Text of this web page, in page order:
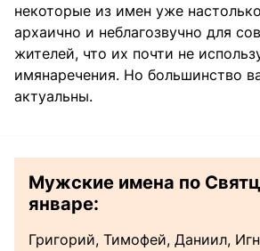
некоторые из имен уже
архаично и неблагозвучно для
жителей, что их почти не
имянаречения. Но большинство
актуальны.
Мужские имена по
январе:
Григорий, Тимофей, Даниил,